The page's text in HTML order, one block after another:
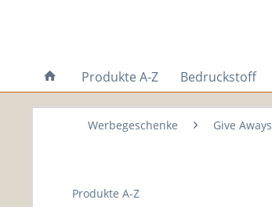
Produkte A-Z Bedruckstoff
Werbegeschenke Give Aways
Produkte A-Z